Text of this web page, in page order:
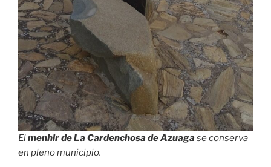
Elmenhir de La Cardenchosa de Azuaga se conserva
en pleno municipio.